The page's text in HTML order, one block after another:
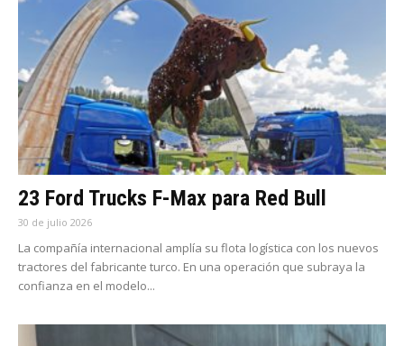
23 Ford Trucks F-Max para Red Bull
30 de julio 2026
La compañía internacional amplía su flota logística con los nuevos
tractores del fabricante turco. En una operación que subraya la
confianza en el modelo...